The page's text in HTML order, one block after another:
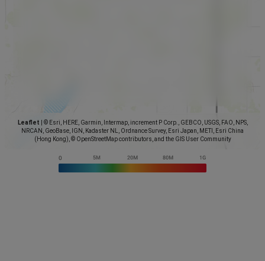
Leaflet
© Esri, HERE, Garmin, Intermap, increment P Corp., GEBCO, USGS, FAO, NPS,
NRCAN, GeoBase, IGN, Kadaster NL, Ordnance Survey, Esri Japan, METI, Esri China
(Hong Kong), © OpenStreetMap contributors, and the GIS User Community